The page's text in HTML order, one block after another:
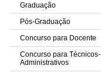
Graduação
Pós-Graduação
Concurso para Docente
Concurso para Técnicos-
Administrativos